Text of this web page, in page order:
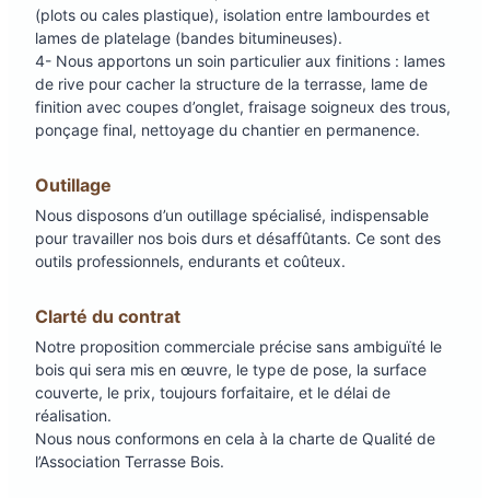
(plots ou cales plastique), isolation entre lambourdes et
lames de platelage (bandes bitumineuses).
4- Nous apportons un soin particulier aux finitions : lames
de rive pour cacher la structure de la terrasse, lame de
finition avec coupes d’onglet, fraisage soigneux des trous,
ponçage final, nettoyage du chantier en permanence.
Outillage
Nous disposons d’un outillage spécialisé, indispensable
pour travailler nos bois durs et désaffûtants. Ce sont des
outils professionnels, endurants et coûteux.
Clarté du contrat
Notre proposition commerciale précise sans ambiguïté le
bois qui sera mis en œuvre, le type de pose, la surface
couverte, le prix, toujours forfaitaire, et le délai de
réalisation.
Nous nous conformons en cela à la charte de Qualité de
l’Association Terrasse Bois.